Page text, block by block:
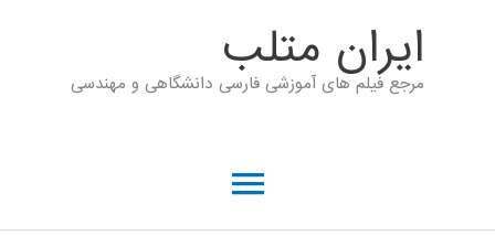
ايران متلب
مرجع فیلم های آموزشی فارسی دانشگاهی و مهندسی
فهرست